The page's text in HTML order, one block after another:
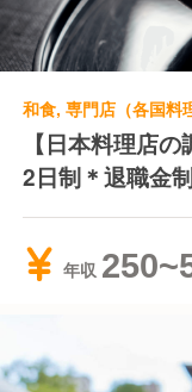
和食, 専門店（各国料
【日本料理店
2日制＊退職金
年収